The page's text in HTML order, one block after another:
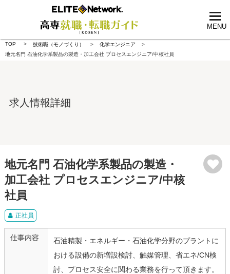
MENU
TOP 技術職（モノづくり）
化学エンジニア
地元名門 石油化学系製品の製造・加工会社 プロセスエンジニア/中核社員
求人情報詳細
地元名門 石油化学系製品の製造・
加工会社 プロセスエンジニア/中核
社員
正社員
仕事内容
石油精製・エネルギー・石油化学分野のプラントに
おける設備の新増設検討、触媒管理、省エネ/CN検
討、プロセス安全に関わる業務を行って頂きます。